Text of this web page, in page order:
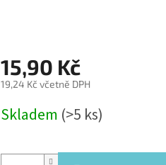
15,90 Kč
19,24 Kč včetně DPH
cena:
Skladem (>5 ks)